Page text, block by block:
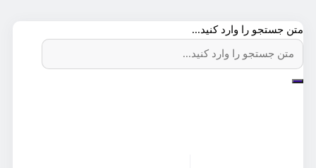
متن جستجو را وارد کنید...